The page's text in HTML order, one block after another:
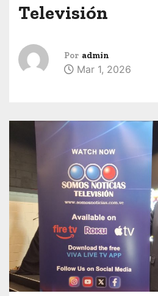
Televisión
Por admin
Mar 1, 2026